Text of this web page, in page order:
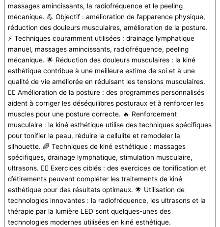
massages amincissants, la radiofréquence et le peeling
mécanique. 💪 Objectif : amélioration de l’apparence physique,
réduction des douleurs musculaires, amélioration de la posture.
⚡ Techniques couramment utilisées : drainage lymphatique
manuel, massages amincissants, radiofréquence, peeling
mécanique. 🌟 Réduction des douleurs musculaires : la kiné
esthétique contribue à une meilleure estime de soi et à une
qualité de vie améliorée en réduisant les tensions musculaires.
👩‍⚕️ Amélioration de la posture : des programmes personnalisés
aident à corriger les déséquilibres posturaux et à renforcer les
muscles pour une posture correcte. 🔥 Renforcement
musculaire : la kiné esthétique utilise des techniques spécifiques
pour tonifier la peau, réduire la cellulite et remodeler la
silhouette. 🌈 Techniques de kiné esthétique : massages
spécifiques, drainage lymphatique, stimulation musculaire,
ultrasons. 🏃‍♀️ Exercices ciblés : des exercices de tonification et
d’étirements peuvent compléter les traitements de kiné
esthétique pour des résultats optimaux. 🌟 Utilisation de
technologies innovantes : la radiofréquence, les ultrasons et la
thérapie par la lumière LED sont quelques-unes des
technologies modernes utilisées en kiné esthétique.